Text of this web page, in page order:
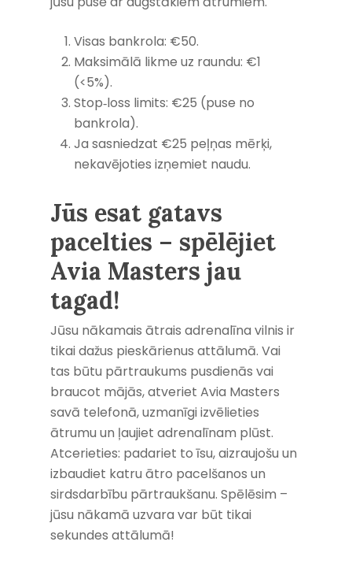
Visas bankrola: €50.
Maksimālā likme uz raundu: €1
(<5%).
Stop‑loss limits: €25 (puse no
bankrola).
Ja sasniedzat €25 peļņas mērķi,
nekavējoties izņemiet naudu.
Jūs esat gatavs
pacelties – spēlējiet
Avia Masters jau
tagad!
Jūsu nākamais ātrais adrenalīna vilnis ir
tikai dažus pieskārienus attālumā. Vai
tas būtu pārtraukums pusdienās vai
braucot mājās, atveriet Avia Masters
savā telefonā, uzmanīgi izvēlieties
ātrumu un ļaujiet adrenalīnam plūst.
Atcerieties: padariet to īsu, aizraujošu un
izbaudiet katru ātro pacelšanos un
sirdsdarbību pārtraukšanu. Spēlēsim –
jūsu nākamā uzvara var būt tikai
sekundes attālumā!